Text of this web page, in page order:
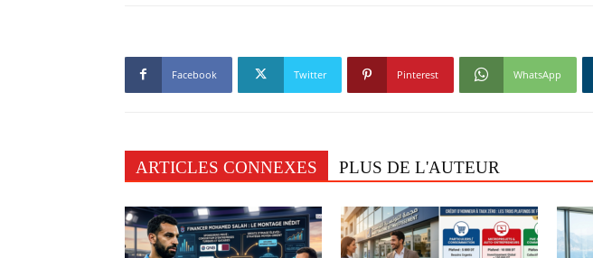
Facebook Twitter Pinterest WhatsApp
ARTICLES CONNEXES PLUS DE L'AUTEUR